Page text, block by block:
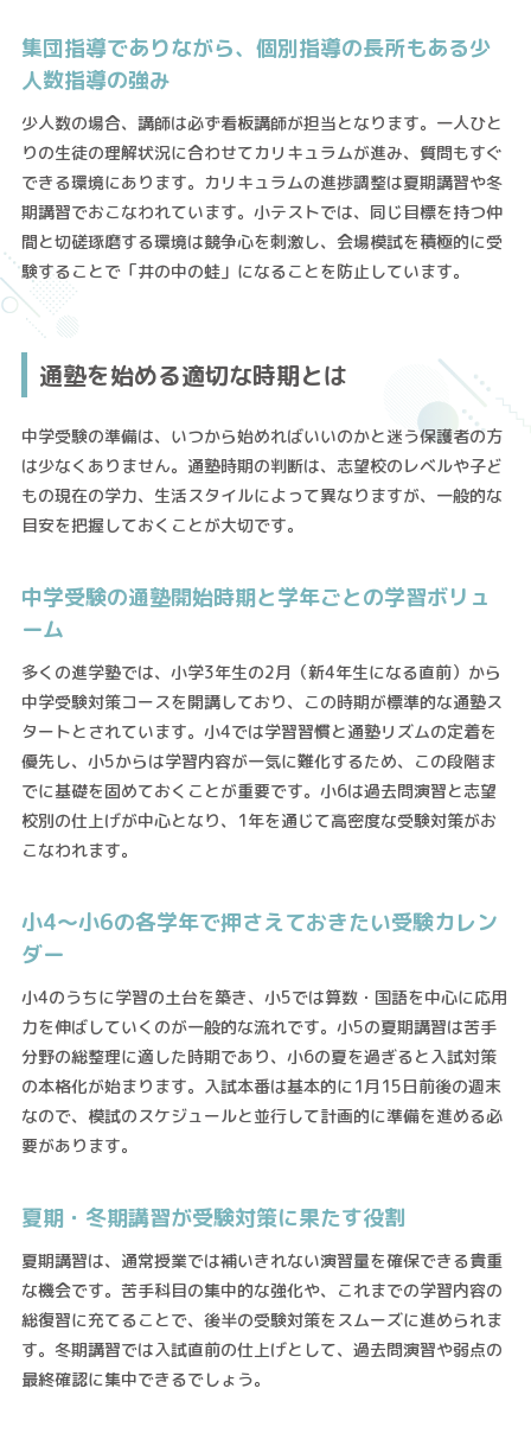
集団指導でありながら、個別指導の長所もある少
人数指導の強み
少人数の場合、講師は必ず看板講師が担当となります。一人ひと
りの生徒の理解状況に合わせてカリキュラムが進み、質問もすぐ
できる環境にあります。カリキュラムの進捗調整は夏期講習や冬
期講習でおこなわれています。小テストでは、同じ目標を持つ仲
間と切磋琢磨する環境は競争心を刺激し、会場模試を積極的に受
験することで「井の中の蛙」になることを防止しています。
通塾を始める適切な時期とは
中学受験の準備は、いつから始めればいいのかと迷う保護者の方
は少なくありません。通塾時期の判断は、志望校のレベルや子ど
もの現在の学力、生活スタイルによって異なりますが、一般的な
目安を把握しておくことが大切です。
中学受験の通塾開始時期と学年ごとの学習ボリュ
ーム
多くの進学塾では、小学3年生の2月（新4年生になる直前）から
中学受験対策コースを開講しており、この時期が標準的な通塾ス
タートとされています。小4では学習習慣と通塾リズムの定着を
優先し、小5からは学習内容が一気に難化するため、この段階ま
でに基礎を固めておくことが重要です。小6は過去問演習と志望
校別の仕上げが中心となり、1年を通じて高密度な受験対策がお
こなわれます。
小4～小6の各学年で押さえておきたい受験カレン
ダー
小4のうちに学習の土台を築き、小5では算数・国語を中心に応用
力を伸ばしていくのが一般的な流れです。小5の夏期講習は苦手
分野の総整理に適した時期であり、小6の夏を過ぎると入試対策
の本格化が始まります。入試本番は基本的に1月15日前後の週末
なので、模試のスケジュールと並行して計画的に準備を進める必
要があります。
夏期・冬期講習が受験対策に果たす役割
夏期講習は、通常授業では補いきれない演習量を確保できる貴重
な機会です。苦手科目の集中的な強化や、これまでの学習内容の
総復習に充てることで、後半の受験対策をスムーズに進められま
す。冬期講習では入試直前の仕上げとして、過去問演習や弱点の
最終確認に集中できるでしょう。